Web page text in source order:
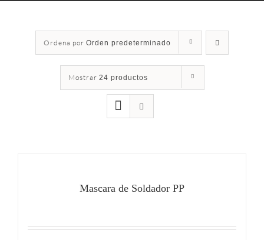
Ordena por Orden predeterminado
Mostrar 24 productos
Mascara de Soldador PP